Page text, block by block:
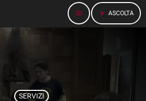
menu play_arrow ASCOLTA
SERVIZI